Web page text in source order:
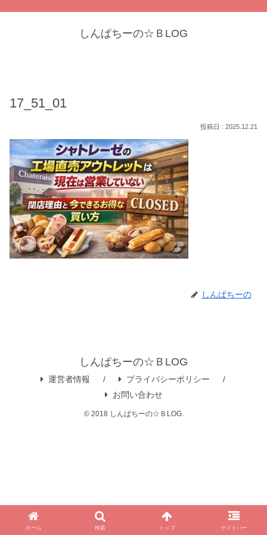
しんぱちーの☆ＢLOG
17_51_01
2025.12.21
しんぱちーの
しんぱちーの☆ＢLOG
運営者情報
プライバシーポリシー
お問い合わせ
© 2018 しんぱちーの☆ＢLOG.
ホーム 検索 トップ サイドバー